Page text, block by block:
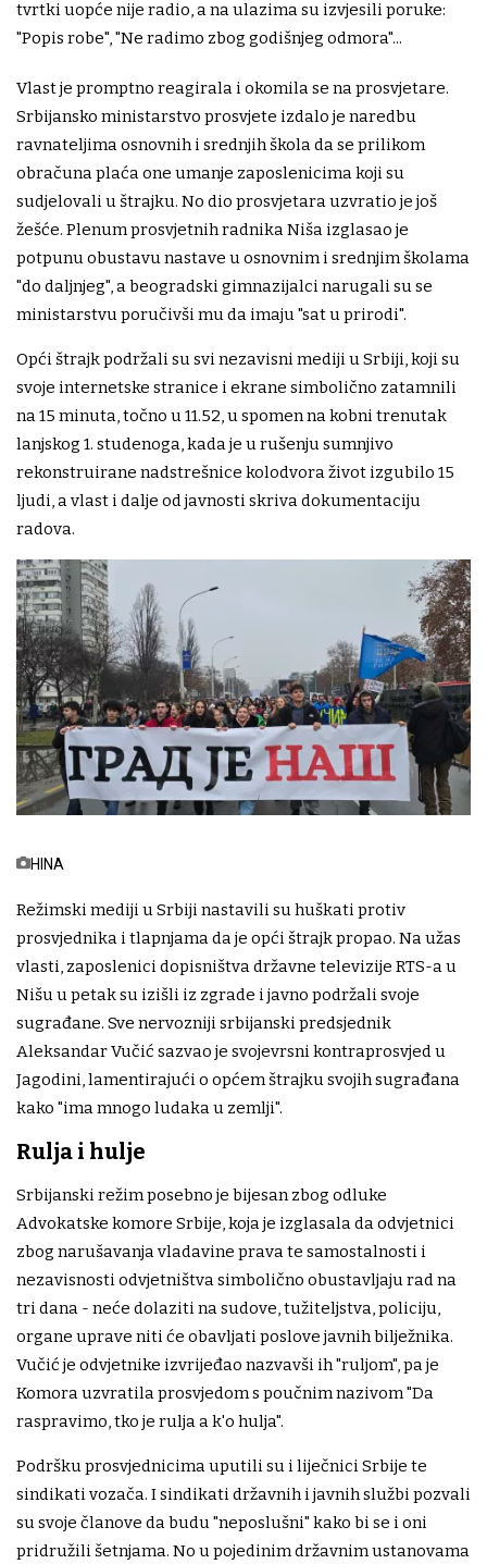
tvrtki uopće nije radio, a na ulazima su izvjesili poruke:
"Popis robe", "Ne radimo zbog godišnjeg odmora"...
Vlast je promptno reagirala i okomila se na prosvjetare.
Srbijansko ministarstvo prosvjete izdalo je naredbu
ravnateljima osnovnih i srednjih škola da se prilikom
obračuna plaća one umanje zaposlenicima koji su
sudjelovali u štrajku. No dio prosvjetara uzvratio je još
žešće. Plenum prosvjetnih radnika Niša izglasao je
potpunu obustavu nastave u osnovnim i srednjim školama
"do daljnjeg", a beogradski gimnazijalci narugali su se
ministarstvu poručivši mu da imaju "sat u prirodi".
Opći štrajk podržali su svi nezavisni mediji u Srbiji, koji su
svoje internetske stranice i ekrane simbolično zatamnili
na 15 minuta, točno u 11.52, u spomen na kobni trenutak
lanjskog 1. studenoga, kada je u rušenju sumnjivo
rekonstruirane nadstrešnice kolodvora život izgubilo 15
ljudi, a vlast i dalje od javnosti skriva dokumentaciju
radova.
HINA
Režimski mediji u Srbiji nastavili su huškati protiv
prosvjednika i tlapnjama da je opći štrajk propao. Na užas
vlasti, zaposlenici dopisništva državne televizije RTS-a u
Nišu u petak su izišli iz zgrade i javno podržali svoje
sugrađane. Sve nervozniji srbijanski predsjednik
Aleksandar Vučić sazvao je svojevrsni kontraprosvjed u
Jagodini, lamentirajući o općem štrajku svojih sugrađana
kako "ima mnogo ludaka u zemlji".
Rulja i hulje
Srbijanski režim posebno je bijesan zbog odluke
Advokatske komore Srbije, koja je izglasala da odvjetnici
zbog narušavanja vladavine prava te samostalnosti i
nezavisnosti odvjetništva simbolično obustavljaju rad na
tri dana - neće dolaziti na sudove, tužiteljstva, policiju,
organe uprave niti će obavljati poslove javnih bilježnika.
Vučić je odvjetnike izvrijeđao nazvavši ih "ruljom", pa je
Komora uzvratila prosvjedom s poučnim nazivom "Da
raspravimo, tko je rulja a k'o hulja".
Podršku prosvjednicima uputili su i liječnici Srbije te
sindikati vozača. I sindikati državnih i javnih službi pozvali
su svoje članove da budu "neposlušni" kako bi se i oni
pridružili šetnjama. No u pojedinim državnim ustanovama